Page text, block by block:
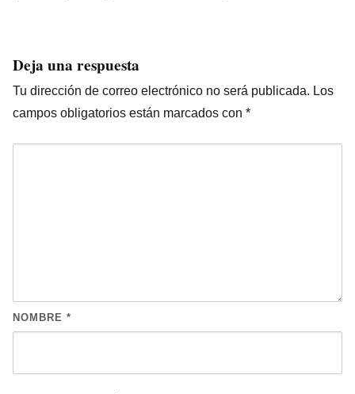
Deja una respuesta
Tu dirección de correo electrónico no será publicada. Los
campos obligatorios están marcados con *
NOMBRE *